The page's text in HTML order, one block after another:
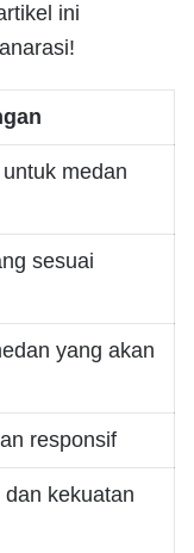
ini
medan
sesuai
yang akan
responsif
kekuatan